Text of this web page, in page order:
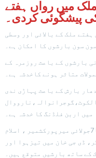
میں رواں ہفتے
پیشگوئی کردی۔
ملک کے بالائی اور وسطی
سون بارشوں کا امکان ہے۔
بارشوں کے باعث روزمرہ کے
متاثر ہونے کاخدشہ ہے۔
بارش کے باعث پہاڑی ندی
میں اربن فلڈنگ کا خدشہ ہے۔
محکمہ موسمیات کا کہنا ہے کہ 2 تا 7جولائی میرپورکشمیر ، اسلام
ڈی جی خان میں تیزہوا اور
کے ساتھ بارشیں متوقع ہیں۔